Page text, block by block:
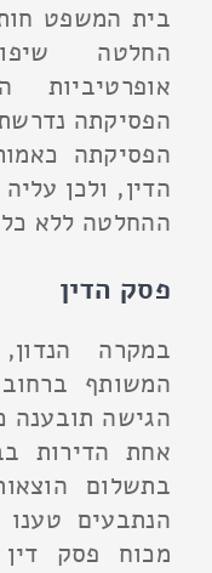
בית המשפט
החלטה
אופרטיביות
הפסיקתה
הפסיקתה
הדין, ולכן
ההחלטה ללא כל
פסק הדין
במקרה
הגישה תובענה
אחת הדירות
בתשלום
הנתבעים טענו
מכוח פסק דין